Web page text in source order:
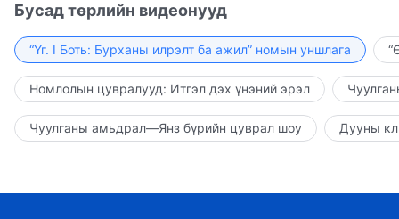
Бусад төрлийн видеонууд
“Үг. I Боть: Бурханы илрэлт ба ажил” номын уншлага
Номлолын цувралууд: Итгэл дэх үнэний эрэл
Чуулганы амьдрал—Янз бүрийн цуврал шоу Дууны